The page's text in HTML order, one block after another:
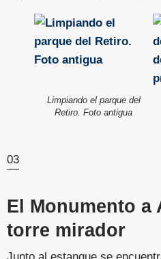
Limpiando el parque del
Retiro. Foto antigua
03
El Monumento a
torre mirador